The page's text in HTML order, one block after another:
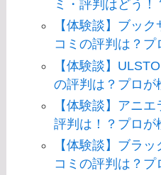
ミ・評判はどう！
【体験談】ブッ
コミの評判は？プ
【体験談】
の評判は？プロが
【体験談】アニ
評判は！？プロが
【体験談】ブラ
コミの評判は？プ